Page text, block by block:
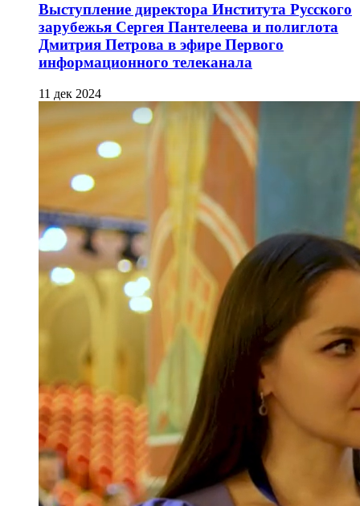
Выступление директора Института Русского
зарубежья Сергея Пантелеева и полиглота
Дмитрия Петрова в эфире Первого
информационного телеканала
11 дек 2024